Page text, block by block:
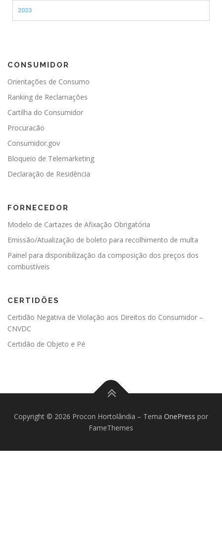
2023
CONSUMIDOR
Orientações de Consumo
Ranking de Reclamações
Cartilha do Consumidor
Procuracão
Consumidor.gov
Bloqueio de Telemarketing
Declaração de Residência
FORNECEDOR
Modelo de Cartazes de Afixação Obrigatória
Emissão/Atualização de boleto para recolhimento de multa
Painel para disponibilização da composição dos preços dos
combustíveis
CERTIDÕES
Certidão Negativa de Violação aos Direitos do Consumidor –
CNVDC
Certidão de Objeto e Pé
Copyright © 2026 Procon Hortolândia – Tema OnePress por
FameThemes